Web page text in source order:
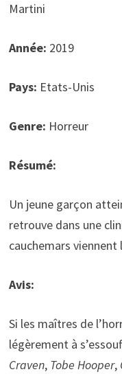
Martini
Année: 2019
Pays: Etats-Unis
Genre: Horreur
Résumé:
Un jeune garçon
retrouve dans une
cauchemars viennent
Avis:
Si les maîtres de
légèrement à
Craven, Tobe Hooper,